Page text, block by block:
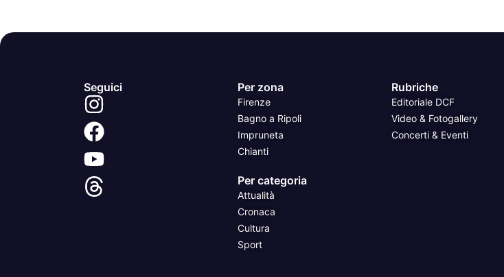
Seguici Per zona
Firenze
Bagno a Ripoli
Impruneta
Chianti
Per categoria
Attualità
Cronaca
Cultura
Sport
Rubriche
Editoriale DCF
Video & Fotogallery
Concerti & Eventi